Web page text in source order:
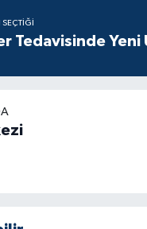
SEÇTIĞI
Tedavisinde Yeni